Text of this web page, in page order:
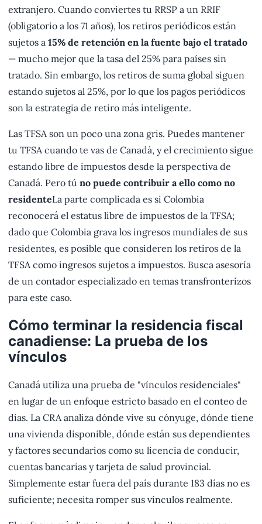
extranjero. Cuando conviertes tu RRSP a un RRIF
(obligatorio a los 71 años), los retiros periódicos están
sujetos a 15% de retención en la fuente bajo el tratado
— mucho mejor que la tasa del 25% para países sin
tratado. Sin embargo, los retiros de suma global siguen
estando sujetos al 25%, por lo que los pagos periódicos
son la estrategia de retiro más inteligente.
Las TFSA son un poco una zona gris. Puedes mantener
tu TFSA cuando te vas de Canadá, y el crecimiento sigue
estando libre de impuestos desde la perspectiva de
Canadá. Pero tú no puede contribuir a ello como no
residenteLa parte complicada es si Colombia
reconocerá el estatus libre de impuestos de la TFSA;
dado que Colombia grava los ingresos mundiales de sus
residentes, es posible que consideren los retiros de la
TFSA como ingresos sujetos a impuestos. Busca asesoría
de un contador especializado en temas transfronterizos
para este caso.
Cómo terminar la residencia fiscal
canadiense: La prueba de los
vínculos
Canadá utiliza una prueba de "vínculos residenciales"
en lugar de un enfoque estricto basado en el conteo de
días. La CRA analiza dónde vive su cónyuge, dónde tiene
una vivienda disponible, dónde están sus dependientes
y factores secundarios como su licencia de conducir,
cuentas bancarias y tarjeta de salud provincial.
Simplemente estar fuera del país durante 183 días no es
suficiente; necesita romper sus vínculos realmente.